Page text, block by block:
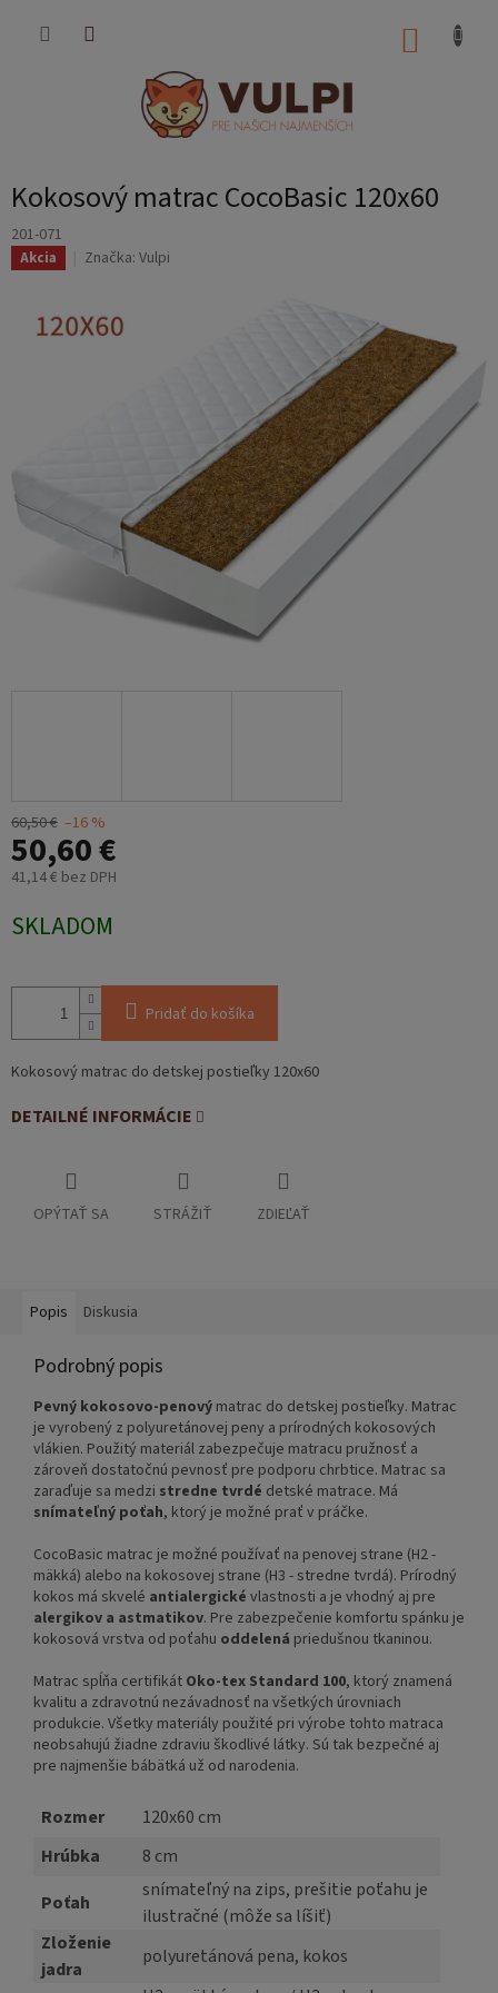
Kokosový matrac CocoBasic 120x60
201-071
Akcia Značka: Vulpi
60,50 € –16 %
50,60 €
41,14 € bez DPH
cena:
SKLADOM
Pridať do košíka
Kokosový matrac do detskej postieľky 120x60
DETAILNÉ INFORMÁCIE
OPÝTAŤ SA STRÁŽIŤ ZDIEĽAŤ
Popis Diskusia
Podrobný popis
Pevný kokosovo-penový matrac do detskej postieľky. Matrac
je vyrobený z polyuretánovej peny a prírodných kokosových
vlákien. Použitý materiál zabezpečuje matracu pružnosť a
zároveň dostatočnú pevnosť pre podporu chrbtice. Matrac sa
zaraďuje sa medzi stredne tvrdé detské matrace. Má
snímateľný poťah, ktorý je možné prať v práčke.
CocoBasic matrac je možné používať na penovej strane (H2 -
mäkká) alebo na kokosovej strane (H3 - stredne tvrdá). Prírodný
kokos má skvelé antialergické vlastnosti a je vhodný aj pre
alergikov a astmatikov. Pre zabezpečenie komfortu spánku je
kokosová vrstva od poťahu oddelená priedušnou tkaninou.
Matrac spĺňa certifikát Oko-tex Standard 100, ktorý znamená
kvalitu a zdravotnú nezávadnosť na všetkých úrovniach
produkcie. Všetky materiály použité pri výrobe tohto matraca
neobsahujú žiadne zdraviu škodlivé látky. Sú tak bezpečné aj
pre najmenšie bábätká už od narodenia.
Rozmer
120x60 cm
Hrúbka
8 cm
Poťah
snímateľný na zips, prešitie poťahu je
ilustračné (môže sa líšiť)
Zloženie
jadra
polyuretánová pena, kokos